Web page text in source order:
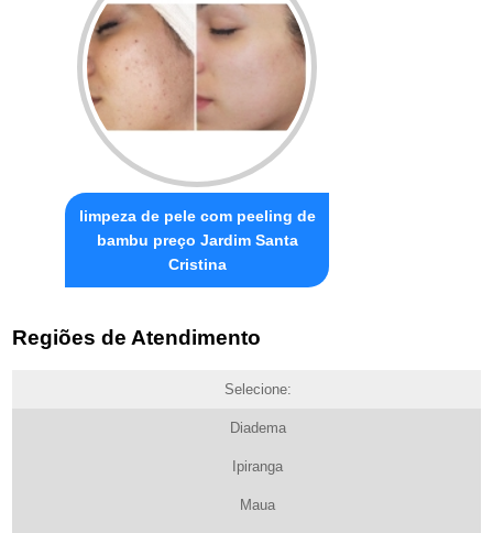
limpeza de pele com peeling de
bambu preço Jardim Santa
Cristina
Regiões de Atendimento
Selecione:
Diadema
Ipiranga
Maua